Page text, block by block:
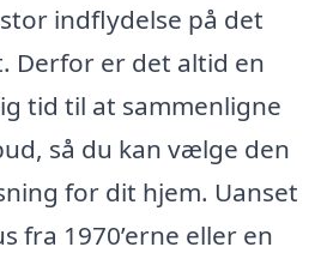
indflydelse på det
Derfor er det altid en
tid til at sammenligne
så du kan vælge den
for dit hjem. Uanset
fra 1970’erne eller en